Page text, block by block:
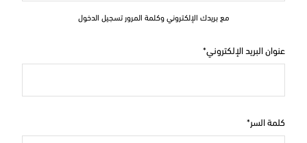
مع بريدك الإلكتروني وكلمة المرور تسجيل الدخول
عنوان البريد الإلكتروني
كلمة السر